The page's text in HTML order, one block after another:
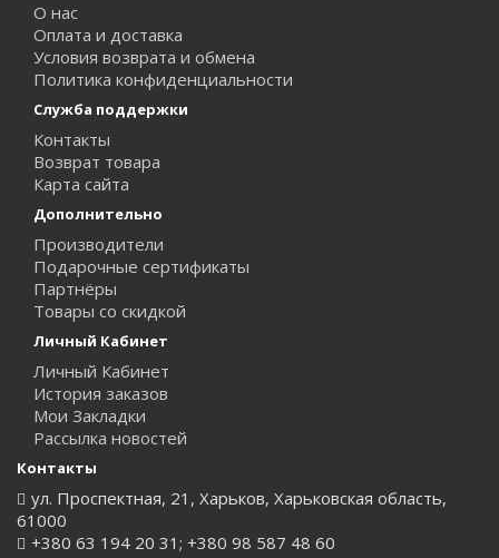
О нас
Оплата и доставка
Условия возврата и обмена
Политика конфиденциальности
Служба поддержки
Контакты
Возврат товара
Карта сайта
Дополнительно
Производители
Подарочные сертификаты
Партнёры
Товары со скидкой
Личный Кабинет
Личный Кабинет
История заказов
Мои Закладки
Рассылка новостей
Контакты
ул. Проспектная, 21, Харьков, Харьковская область,
61000
+380 63 194 20 31; +380 98 587 48 60